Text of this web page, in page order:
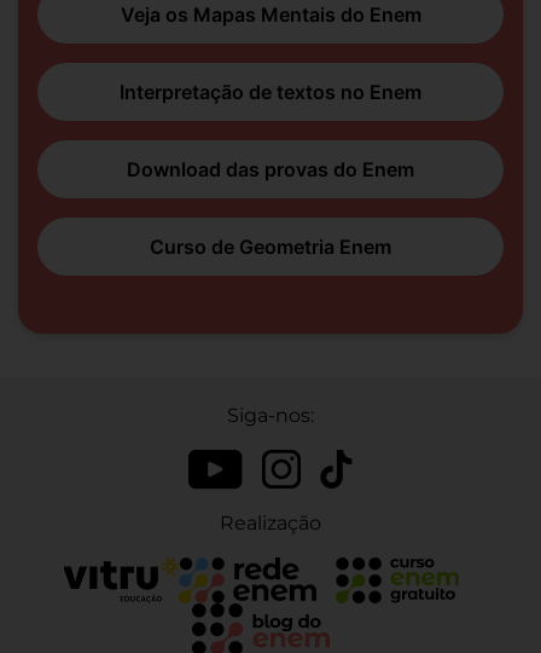
Veja os Mapas Mentais do Enem
Interpretação de textos no Enem
Download das provas do Enem
Curso de Geometria Enem
Siga-nos:
Realização